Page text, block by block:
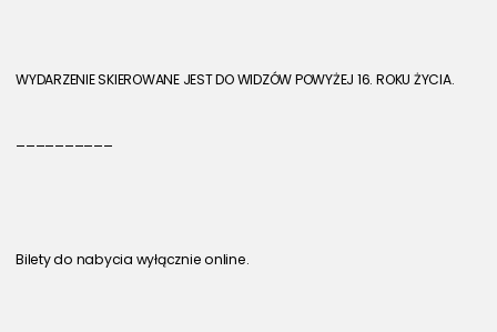
WYDARZENIE SKIEROWANE JEST DO WIDZÓW POWYŻEJ 16. ROKU ŻYCIA.
Bilety do nabycia wyłącznie online.